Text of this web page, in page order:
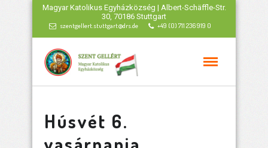
Magyar Katolikus Egyházközség | Albert-Schäffle-Str.
30, 70186 Stuttgart
szentgellert.stuttgart@drs.de +49 (0) 711 236 919 0
Húsvét 6.